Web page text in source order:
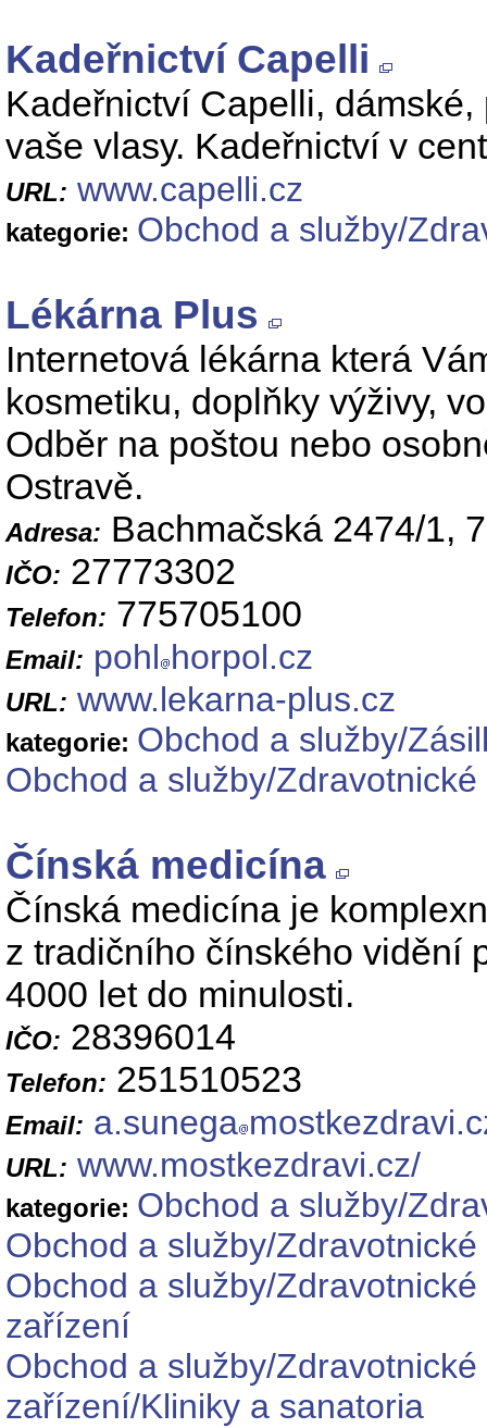
Kadeřnictví Capelli
Kadeřnictví Capelli,
vaše vlasy. Kadeřnictví v
URL: www.capelli.cz
kategorie: Obchod a služby/
Lékárna Plus
Internetová lékárna která
kosmetiku, doplňky výživy,
Odběr na poštou nebo
Ostravě.
Adresa: Bachmačská 2474/1,
IČO: 27773302
Telefon: 775705100
Email: pohl horpol.cz
URL: www.lekarna-plus.cz
kategorie: Obchod a služby/
Obchod a služby/
Čínská medicína
Čínská medicína je
z tradičního čínského vidění
4000 let do minulosti.
IČO: 28396014
Telefon: 251510523
Email: a.sunega
URL: www.mostkezdravi.cz/
kategorie: Obchod a služby/
Obchod a služby/
Obchod a služby/
zařízení
Obchod a služby/
zařízení/Kliniky a sanatoria